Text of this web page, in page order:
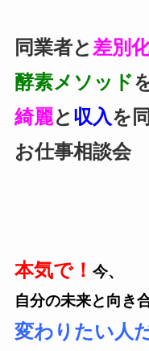
同業者と 差別
酵素メソッド
綺麗と 収入を
お仕事相談会
本気で！ 今、
自分の未来と向き
変わりたい人